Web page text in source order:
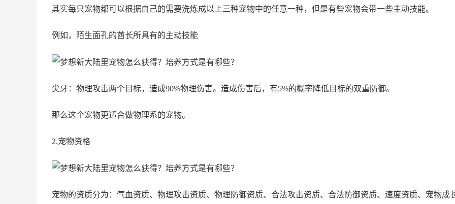
其实每只宠物都可以根据自己的需要洗炼成以上三种宠物中的任意一种，但是有些宠物会带一些主动技能。
例如，陌生面孔的酋长所具有的主动技能
尖牙：物理攻击两个目标，造成90%物理伤害。造成伤害后，有5%的概率降低目标的双重防御。
那么这个宠物更适合做物理系的宠物。
2.宠物资格
宠物的资质分为：气血资质、物理攻击资质、物理防御资质、合法攻击资质、合法防御资质、速度资质、宠物成